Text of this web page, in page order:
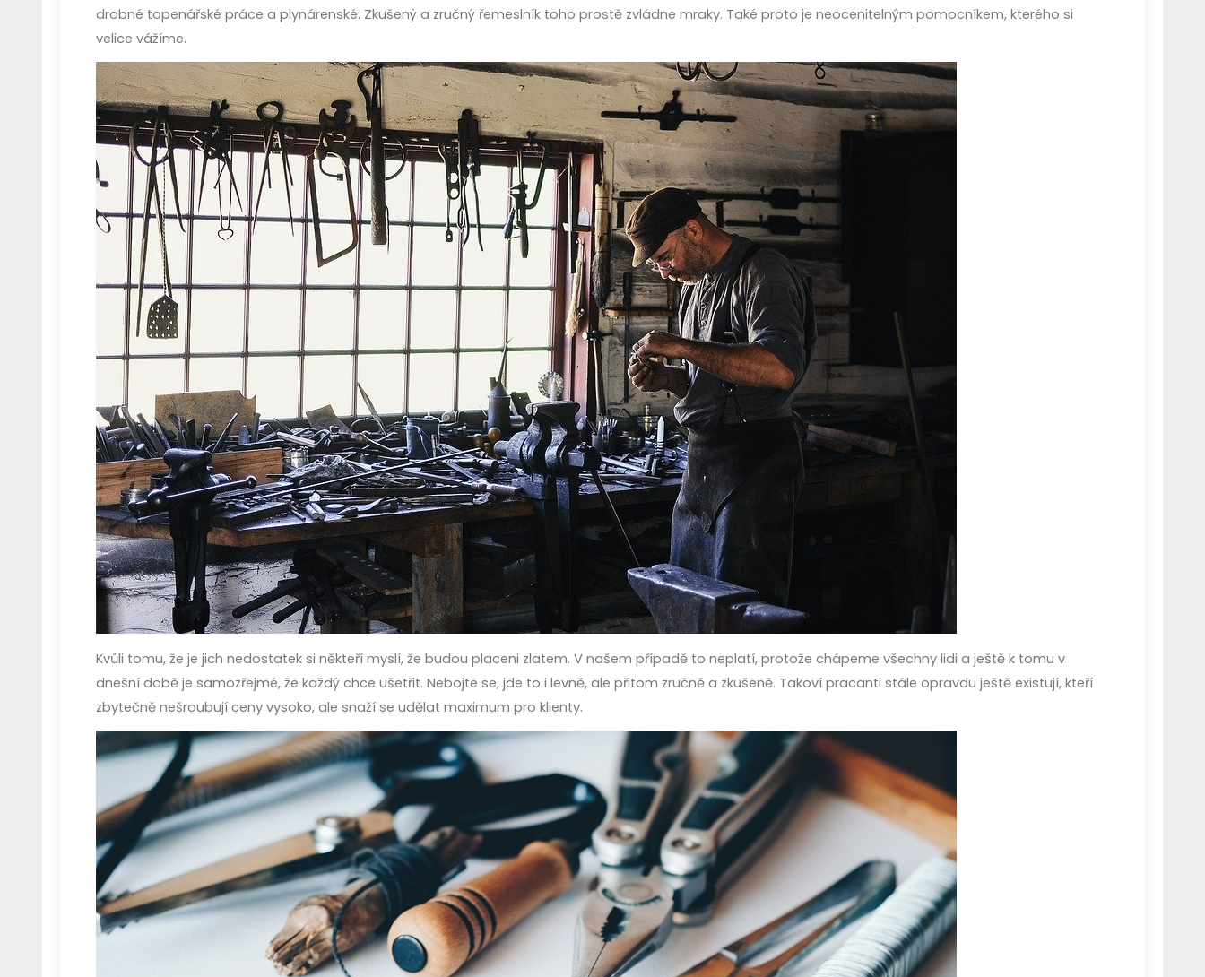
drobné topenářské práce a plynárenské. Zkušený a zručný řemeslník toho prostě zvládne mraky. Také proto je neocenitelným pomocníkem, kterého si
velice vážíme.
Kvůli tomu, že je jich nedostatek si někteří myslí, že budou placeni zlatem. V našem případě to neplatí, protože chápeme všechny lidi a ještě k tomu v
dnešní době je samozřejmé, že každý chce ušetřit. Nebojte se, jde to i levně, ale přitom zručně a zkušeně. Takoví pracanti stále opravdu ještě existují, kteří
zbytečně nešroubují ceny vysoko, ale snaží se udělat maximum pro klienty.